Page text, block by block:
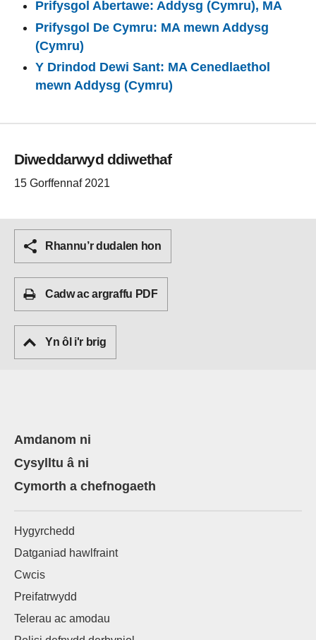
Prifysgol Abertawe: Addysg (Cymru), MA
Prifysgol De Cymru: MA mewn Addysg
(Cymru)
Y Drindod Dewi Sant: MA Cenedlaethol
mewn Addysg (Cymru)
Diweddarwyd ddiwethaf
15 Gorffennaf 2021
Rhannu’r dudalen hon
Cadw ac argraffu PDF
Yn ôl i'r brig
Amdanom ni
Cysylltu â ni
Cymorth a chefnogaeth
Hygyrchedd
Datganiad hawlfraint
Cwcis
Preifatrwydd
Telerau ac amodau